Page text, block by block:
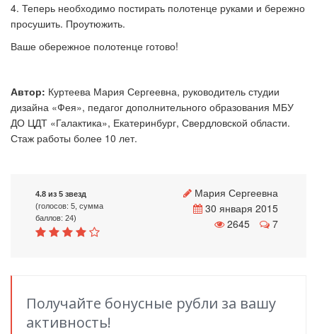
4. Теперь необходимо постирать полотенце руками и бережно
просушить. Проутюжить.
Ваше обережное полотенце готово!
Автор: Куртеева Мария Сергеевна, руководитель студии
дизайна «Фея», педагог дополнительного образования МБУ
ДО ЦДТ «Галактика», Екатеринбург, Свердловской области.
Стаж работы более 10 лет.
4.8 из 5 звезд
(голосов: 5, сумма
баллов: 24)
Мария Сергеевна
30 января 2015
2645
7
Получайте бонусные рубли за вашу
активность!